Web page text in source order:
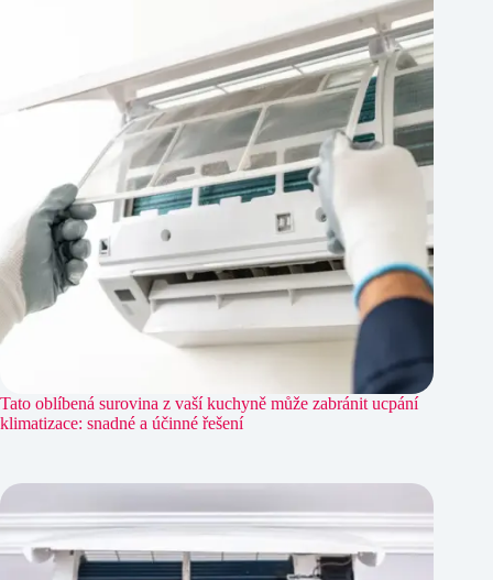
Tato oblíbená surovina z vaší kuchyně může zabránit ucpání
klimatizace: snadné a účinné řešení